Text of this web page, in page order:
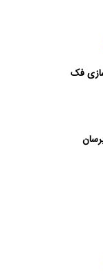
فک